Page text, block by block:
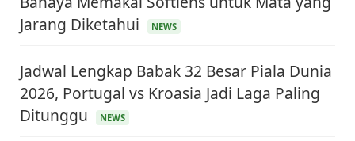
Jarang Diketahui
NEWS
Jadwal Lengkap Babak 32 Besar Piala Dunia
2026, Portugal vs Kroasia Jadi Laga Paling
Ditunggu
NEWS